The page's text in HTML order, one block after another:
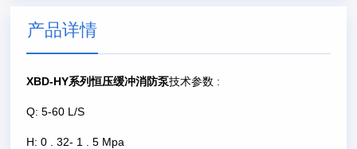
产品详情
XBD-HY系列恒压缓冲消防泵技术参数 :
Q: 5-60 L/S
H: 0 . 32- 1 . 5 Mpa